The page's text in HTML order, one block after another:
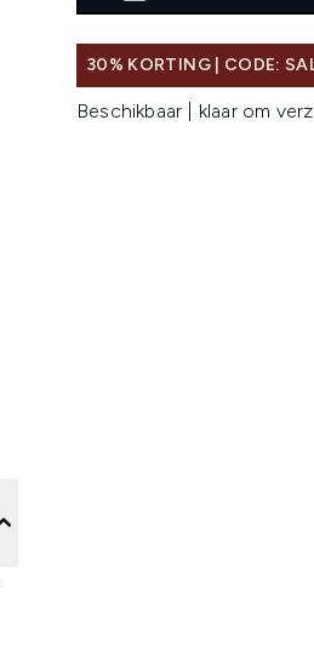
30% KORTING | CODE:
Beschikbaar | klaar om